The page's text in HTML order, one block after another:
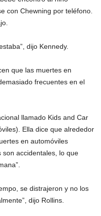
con Chewning por teléfono.
dijo Kennedy.
que las muertes en
frecuentes en el
llamado Kids and Car
Ella dice que alrededor
en automóviles
accidentales, lo que
se distrajeron y no los
dijo Rollins.